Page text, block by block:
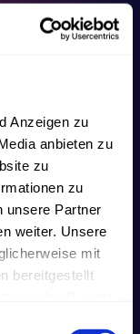
Anzeigen zu
anbieten zu
zu
zu
unsere Partner
weiter. Unsere
mit
bereitgestellt